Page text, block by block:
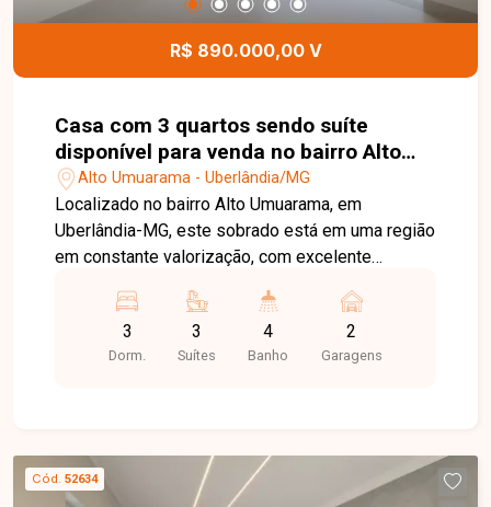
privilegiada no bairro Alto Umuarama. Agende
uma visita e venha conhecer todos os detalhes
R$ 890.000,00 V
Casa com 3 quartos sendo suíte
disponível para venda no bairro Alto
Umuarama em Uberlândia-MG
Alto Umuarama - Uberlândia/MG
Localizado no bairro Alto Umuarama, em
Uberlândia-MG, este sobrado está em uma região
em constante valorização, com excelente
cidade. Além disso, está próximo a
supermercados, escolas, farmácias, comércios e
diversos serviços, proporcionando praticidade e
funcionalidade e sofisticação. Conta com sala
ampla em dois ambientes, 03 suítes, sendo 01
3
Dorm.
3
Suítes
4
Banho
2
Garagens
Cód. 52634